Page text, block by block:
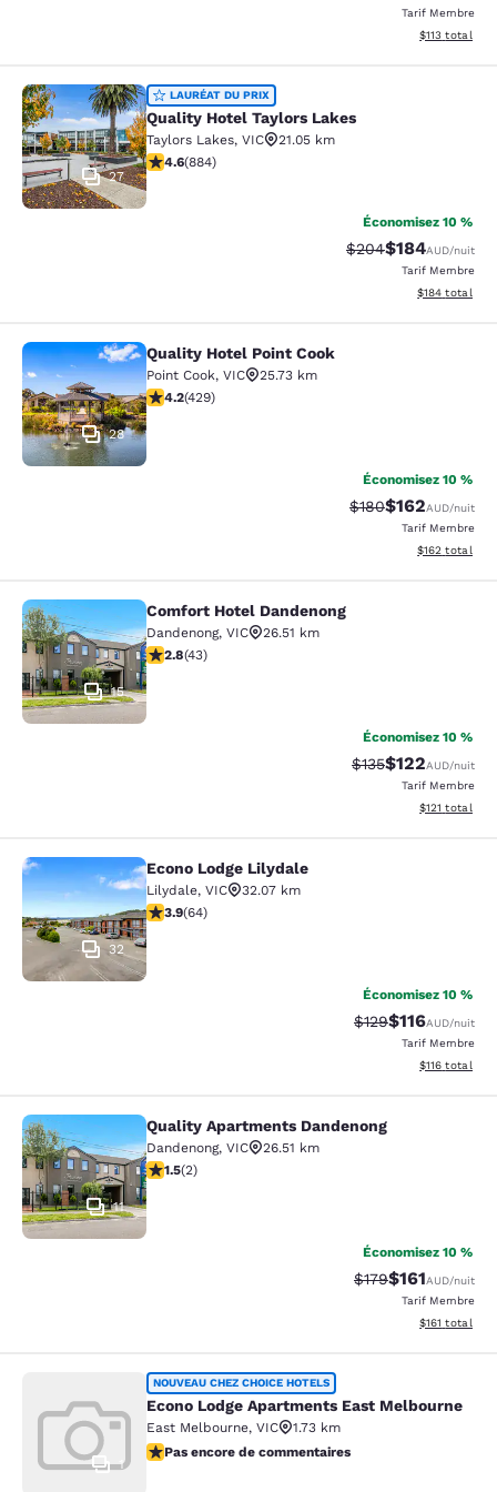
Tarif Membre
Afficher les
$113 total
Quality Hotel Taylors Lakes
27
LAURÉAT DU PRIX
Quality Hotel Taylors Lakes
Taylors Lakes, VIC
21.05 km
4.61 étoiles. Exceptionnel. 884 commentaires
4.6(884)
Économisez 10 %
Tarif barré :
$204Tarif réduit :
$184AUD/nuit
Tarif Membre
Afficher les
$184 total
Quality Hotel Point Cook
28
Quality Hotel Point Cook
Point Cook, VIC
25.73 km
4.19 étoiles. Très Bien. 429 commentaires
4.2(429)
Économisez 10 %
Tarif barré :
$180Tarif réduit :
$162AUD/nuit
Tarif Membre
Afficher les
$162 total
Comfort Hotel Dandenong
15
Comfort Hotel Dandenong
Dandenong, VIC
26.51 km
2.81 étoiles. Moyen. 43 commentaires
2.8(43)
Économisez 10 %
Tarif barré :
$135Tarif réduit :
$122AUD/nuit
Tarif Membre
Afficher les
$121 total
Econo Lodge Lilydale
32
Econo Lodge Lilydale
Lilydale, VIC
32.07 km
3.92 étoiles. Bien. 64 commentaires
3.9(64)
Économisez 10 %
Tarif barré :
$129Tarif réduit :
$116AUD/nuit
Tarif Membre
Afficher les
$116 total
Quality Apartments Dandenong
11
Quality Apartments Dandenong
Dandenong, VIC
26.51 km
1.5 étoiles. Moyen. 2 commentaires
1.5(2)
Économisez 10 %
Tarif barré :
$179Tarif réduit :
$161AUD/nuit
Tarif Membre
Afficher les
$161 total
Econo Lodge Apartments East
1
NOUVEAU CHEZ CHOICE HOTELS
Econo Lodge Apartments East Melbourne
East Melbourne, VIC
1.73 km
Pas encore de commentaires
Pas encore de commentaires